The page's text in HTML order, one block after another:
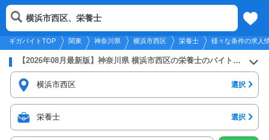
2026年8月6日更新
関東
メニュー
ギガバイトTOP 関東 神奈川県 横浜市西区 栄養士 様々な条件の求人
横浜市西区、栄養士
【2026年08月最新版】神奈川県 横浜市西区の栄養士のバイト・アルバイト・パートの求人募集情報
横浜市西区 選択
栄養士 選択